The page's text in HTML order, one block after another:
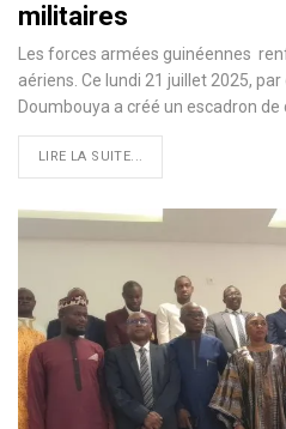
militaires
Les forces armées guinéennes
aériens. Ce lundi 21 juillet 2025,
Doumbouya a créé un escadron de
LIRE LA SUITE...